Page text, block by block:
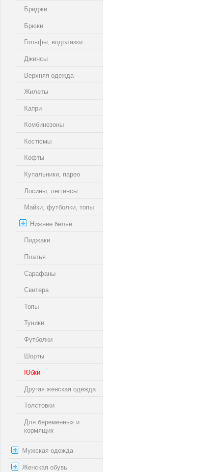
Бриджи
Брюки
Гольфы, водолазки
Джинсы
Верхняя одежда
Жилеты
Капри
Комбинезоны
Костюмы
Кофты
Купальники, парео
Лосины, леггинсы
Майки, футболки, топы
Нижнее бельё
Пиджаки
Платья
Сарафаны
Свитера
Топы
Туники
Футболки
Шорты
Юбки
Другая женская одежда
Толстовки
Для беременных и
кормящих
Мужская одежда
Женская обувь